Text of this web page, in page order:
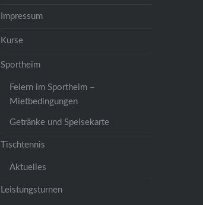
Impressum
Kurse
Sportheim
Feiern im Sportheim –
Mietbedingungen
Getränke und Speisekarte
Tischtennis
Aktuelles
Leistungsturnen